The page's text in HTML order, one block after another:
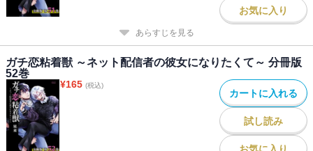
お気に入り
あらすじを見る
ガチ恋粘着獣 ～ネット配信者の彼女になりたくて～ 分冊版
52巻
¥165 (税込)
カートに入れる
試し読み